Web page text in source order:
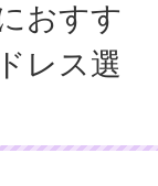
おすす
レス選